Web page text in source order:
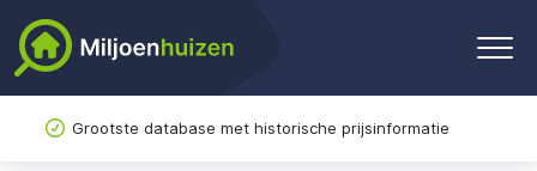
Grootste database met historische prijsinformatie